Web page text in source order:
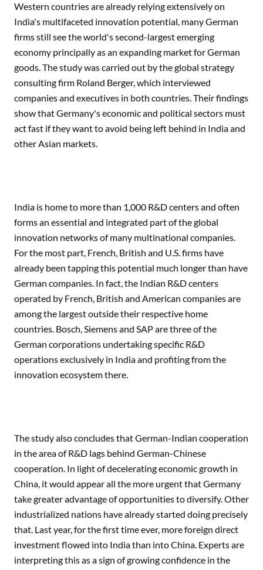
Western countries are already relying extensively on
India's multifaceted innovation potential, many German
firms still see the world's second-largest emerging
economy principally as an expanding market for German
goods. The study was carried out by the global strategy
consulting firm Roland Berger, which interviewed
companies and executives in both countries. Their findings
show that Germany's economic and political sectors must
act fast if they want to avoid being left behind in India and
other Asian markets.
India is home to more than 1,000 R&D centers and often
forms an essential and integrated part of the global
innovation networks of many multinational companies.
For the most part, French, British and U.S. firms have
already been tapping this potential much longer than have
German companies. In fact, the Indian R&D centers
operated by French, British and American companies are
among the largest outside their respective home
countries. Bosch, Siemens and SAP are three of the
German corporations undertaking specific R&D
operations exclusively in India and profiting from the
innovation ecosystem there.
The study also concludes that German-Indian cooperation
in the area of R&D lags behind German-Chinese
cooperation. In light of decelerating economic growth in
China, it would appear all the more urgent that Germany
take greater advantage of opportunities to diversify. Other
industrialized nations have already started doing precisely
that. Last year, for the first time ever, more foreign direct
investment flowed into India than into China. Experts are
interpreting this as a sign of growing confidence in the